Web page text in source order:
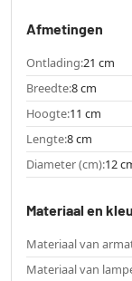
Afmetingen
Ontlading:21 cm
Breedte:8 cm
Hoogte:11 cm
Lengte:8 cm
Diameter (cm):12
Materiaal en
Materiaal van
Materiaal van